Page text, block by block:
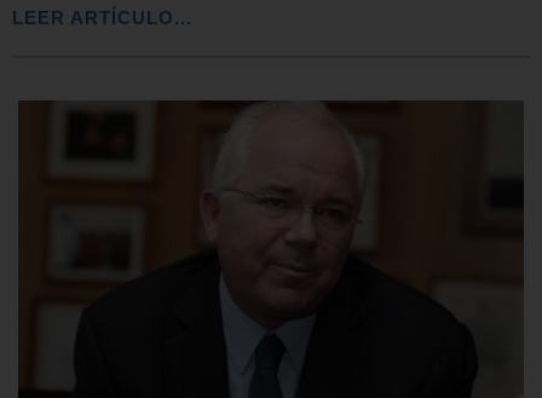
LEER ARTÍCULO...